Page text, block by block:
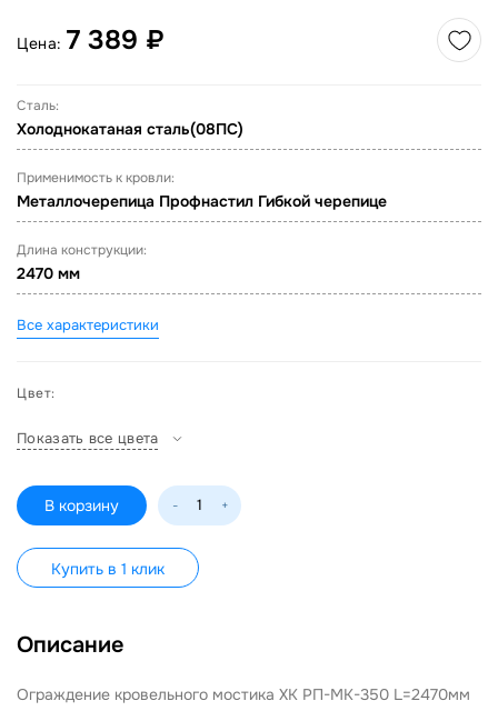
Цена: 7 389 ₽
Сталь:
Холоднокатаная сталь(08ПС)
Применимость к кровли:
Металлочерепица Профнастил Гибкой черепице
Длина конструкции:
2470 мм
Все характеристики
Цвет:
Показать все цвета
В корзину - +
Купить в 1 клик
Описание
Ограждение кровельного мостика ХК РП-МК-350 L=2470мм